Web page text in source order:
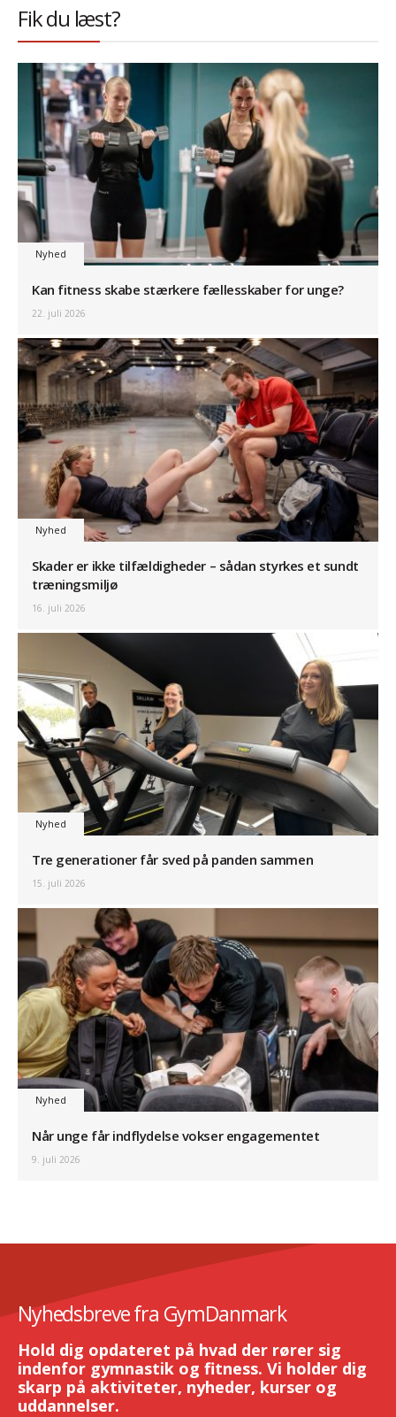
Fik du læst?
Nyhed
Kan fitness skabe stærkere fællesskaber for unge?
22. juli 2026
Nyhed
Skader er ikke tilfældigheder – sådan styrkes et sundt
træningsmiljø
16. juli 2026
Nyhed
Tre generationer får sved på panden sammen
15. juli 2026
Nyhed
Når unge får indflydelse vokser engagementet
9. juli 2026
Nyhedsbreve fra GymDanmark
Hold dig opdateret på hvad der rører sig
indenfor gymnastik og fitness. Vi holder dig
skarp på aktiviteter, nyheder, kurser og
uddannelser.